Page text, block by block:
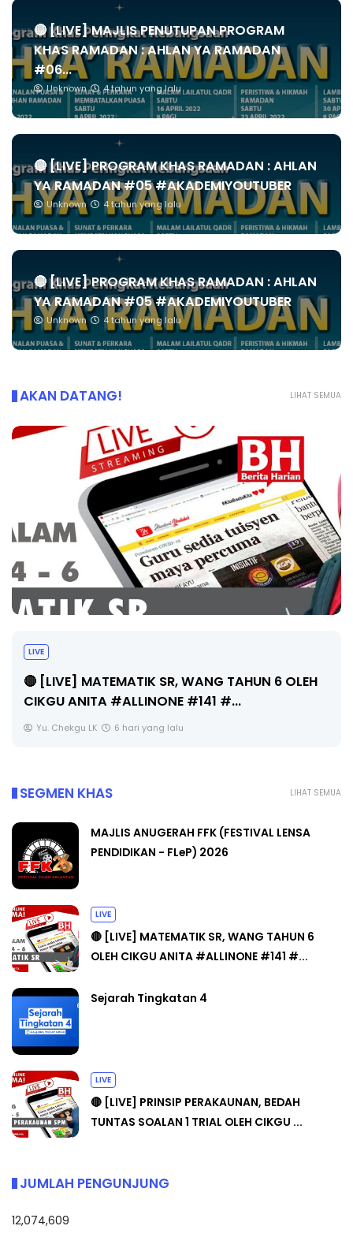
🔴 [LIVE] MAJLIS PENUTUPAN PROGRAM
KHAS RAMADAN : AHLAN YA RAMADAN
#06...
Unknown 4 tahun yang lalu
🔴 [LIVE] PROGRAM KHAS RAMADAN : AHLAN
YA RAMADAN #05 #AKADEMIYOUTUBER
Unknown 4 tahun yang lalu
🔴 [LIVE] PROGRAM KHAS RAMADAN : AHLAN
YA RAMADAN #05 #AKADEMIYOUTUBER
Unknown 4 tahun yang lalu
LIHAT SEMUA
AKAN DATANG!
LIVE
🔴 [LIVE] MATEMATIK SR, WANG TAHUN 6 OLEH
CIKGU ANITA #ALLINONE #141 #...
Yu. Chekgu LK 6 hari yang lalu
LIHAT SEMUA
SEGMEN KHAS
MAJLIS ANUGERAH FFK (FESTIVAL LENSA
PENDIDIKAN - FLeP) 2026
LIVE
🔴 [LIVE] MATEMATIK SR, WANG TAHUN 6
OLEH CIKGU ANITA #ALLINONE #141 #...
Sejarah Tingkatan 4
LIVE
🔴 [LIVE] PRINSIP PERAKAUNAN, BEDAH
TUNTAS SOALAN 1 TRIAL OLEH CIKGU ...
JUMLAH PENGUNJUNG
12,074,609